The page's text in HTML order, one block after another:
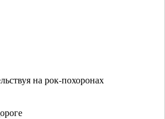
на рок-похоронах